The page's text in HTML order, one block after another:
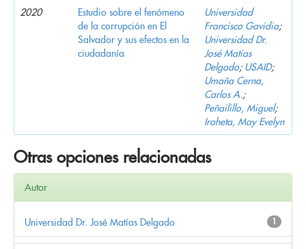
2020
Estudio sobre el fenómeno
de la corrupción en El
Salvador y sus efectos en la
ciudadanía
Universidad
Francisco Gavidia;
Universidad Dr.
José Matías
Delgado; USAID;
Umaña Cerna,
Carlos A.;
Peñailillo, Miguel;
Iraheta, May Evelyn
Otras opciones relacionadas
Autor
1
Universidad Dr. José Matías Delgado